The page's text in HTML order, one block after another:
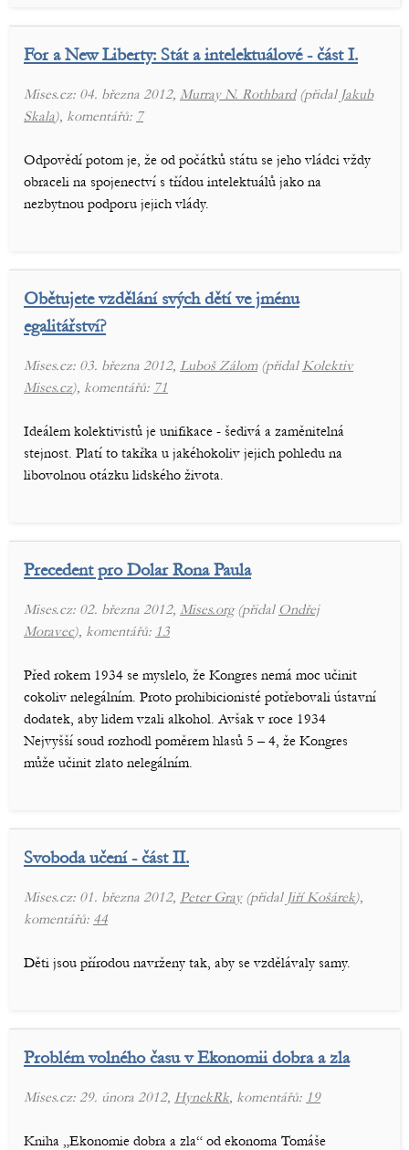
For a New Liberty: Stát a intelektuálové - část I.
Mises.cz: 04. března 2012, Murray N. Rothbard(přidal Jakub
Skala), komentářů: 7
Odpovědí potom je, že od počátků státu se jeho vládci vždy
obraceli na spojenectví s třídou intelektuálů jako na
nezbytnou podporu jejich vlády.
Obětujete vzdělání svých dětí ve jménu
egalitářství?
Mises.cz: 03. března 2012, Luboš Zálom (přidal Kolektiv
Mises.cz), komentářů: 71
Ideálem kolektivistů je unifikace - šedivá a zaměnitelná
stejnost. Platí to takřka u jakéhokoliv jejich pohledu na
libovolnou otázku lidského života.
Precedent pro Dolar Rona Paula
Mises.cz: 02. března 2012, Mises.org(přidal Ondřej
Moravec), komentářů: 13
Před rokem 1934 se myslelo, že Kongres nemá moc učinit
cokoliv nelegálním. Proto prohibicionisté potřebovali ústavní
dodatek, aby lidem vzali alkohol. Avšak v roce 1934
Nejvyšší soud rozhodl poměrem hlasů 5 – 4, že Kongres
může učinit zlato nelegálním.
Svoboda učení - část II.
Mises.cz: 01. března 2012, Peter Gray(přidal Jiří Košárek),
komentářů: 44
Děti jsou přírodou navrženy tak, aby se vzdělávaly samy.
Problém volného času v Ekonomii dobra a zla
Mises.cz: 29. února 2012, HynekRk, komentářů: 19
Kniha „Ekonomie dobra a zla“ od ekonoma Tomáše